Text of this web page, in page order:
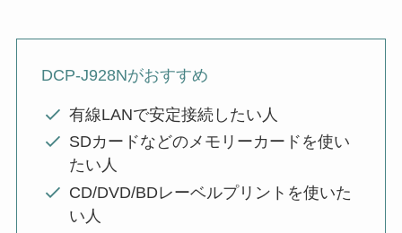
DCP-J928Nがおすすめ
有線LANで安定接続したい人
SDカードなどのメモリーカードを使い
たい人
CD/DVD/BDレーベルプリントを使いた
い人